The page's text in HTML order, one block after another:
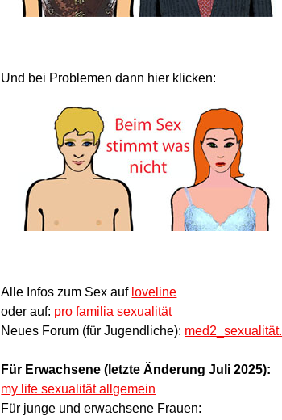
Und bei Problemen dann hier klicken:
Alle Infos zum Sex auf loveline
oder auf: pro familia sexualität
Neues Forum (für Jugendliche): med2_sexualität.
Für Erwachsene (letzte Änderung Juli 2025):
my life sexualität allgemein
Für junge und erwachsene Frauen: